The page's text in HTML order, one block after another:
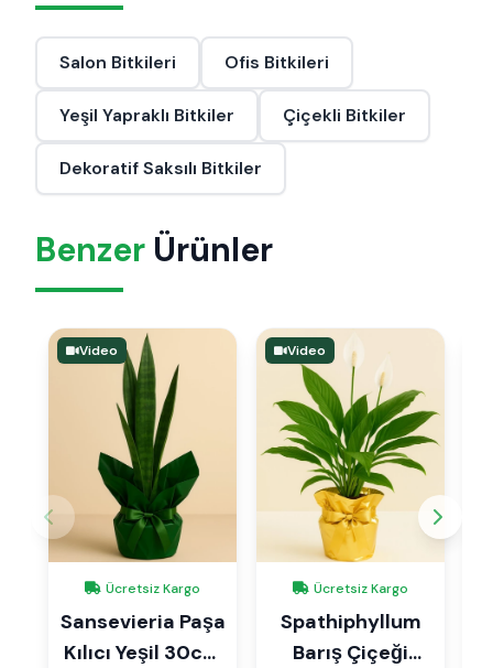
Salon Bitkileri Ofis Bitkileri
Yeşil Yapraklı Bitkiler Çiçekli Bitkiler
Dekoratif Saksılı Bitkiler
Benzer Ürünler
Video
Ücretsiz Kargo
Sansevieria Paşa
Kılıcı Yeşil 30cm
Video
Ücretsiz Kargo
Spathiphyllum
Barış Çiçeği